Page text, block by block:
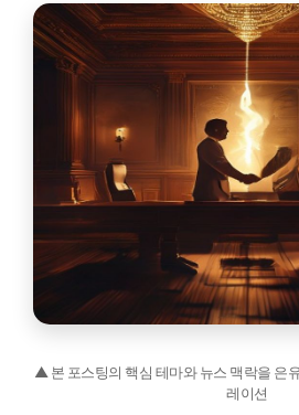
▲ 본 포스팅의 핵심 테마와 뉴스 맥락을 은
레이션